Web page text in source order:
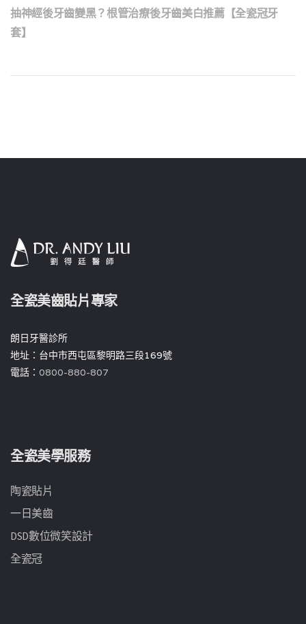
抽神經後牙齒變黑？根管治療後牙齒美白推薦【全瓷冠牙
套】
全瓷美齒貼片專家
朗日牙醫診所
地址：台中市西屯區黎明路三段169號
電話： 0800-880-807
全瓷美學服務
陶瓷貼片
一日美齒
DSD數位微笑設計
全瓷冠